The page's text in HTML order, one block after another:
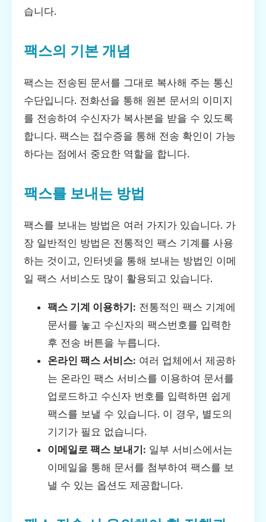
습니다.
팩스의 기본 개념
팩스는 전송된 문서를 그대로 복사해 주는 통신
수단입니다. 전화선을 통해 원본 문서의 이미지
를 전송하여 수신자가 복사본을 받을 수 있도록
합니다. 팩스는 접수증을 통해 전송 확인이 가능
하다는 점에서 중요한 역할을 합니다.
팩스를 보내는 방법
팩스를 보내는 방법은 여러 가지가 있습니다. 가
장 일반적인 방법은 전통적인 팩스 기계를 사용
하는 것이고, 인터넷을 통해 보내는 방법인 이메
일 팩스 서비스도 많이 활용되고 있습니다.
팩스 기계 이용하기: 전통적인 팩스 기계에
문서를 놓고 수신자의 팩스번호를 입력한
후 전송 버튼을 누릅니다.
온라인 팩스 서비스: 여러 업체에서 제공하
는 온라인 팩스 서비스를 이용하여 문서를
업로드하고 수신자 번호를 입력하면 쉽게
팩스를 보낼 수 있습니다. 이 경우, 별도의
기기가 필요 없습니다.
이메일로 팩스 보내기: 일부 서비스에서는
이메일을 통해 문서를 첨부하여 팩스를 보
낼 수 있는 옵션도 제공합니다.